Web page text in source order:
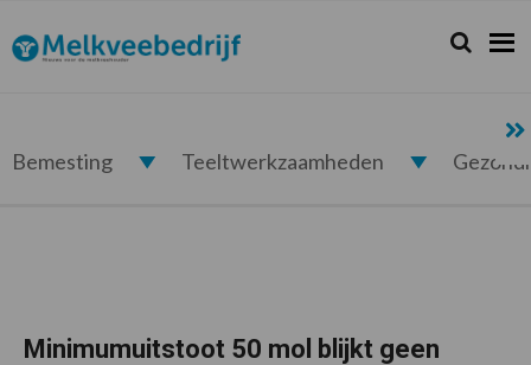
de
hoofdnavigatie
de
hoofd
de
eerste
de
voettekst
Melkveebedrijf.nl Zoeken...
Zoek
Bemesting Teeltwerkzaamheden
Minimumuitstoot 50 mol blijkt geen